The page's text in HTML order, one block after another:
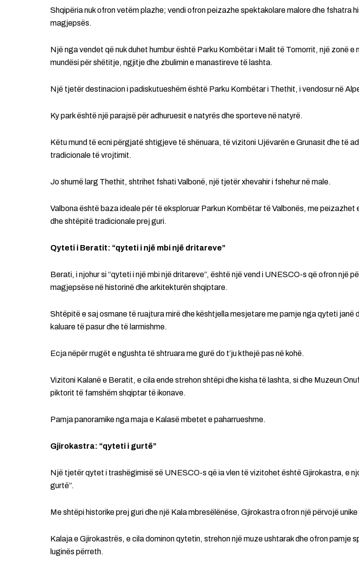
Shqipëria nuk ofron vetëm plazhe; vendi ofron peizazhe spektakolare malore dhe fshatra
magjepsës.
Një nga vendet që nuk duhet humbur është Parku Kombëtar i Malit të Tomorrit, një zonë e
mundësi për shëtitje, ngjitje dhe zbulimin e manastireve të lashta.
Një tjetër destinacion i padiskutueshëm është Parku Kombëtar i Thethit, i vendosur në
Ky park është një parajsë për adhuruesit e natyrës dhe sporteve në natyrë.
Këtu mund të ecni përgjatë shtigjeve të shënuara, të vizitoni Ujëvarën e Grunasit dhe të
tradicionale të vrojtimit.
Jo shumë larg Thethit, shtrihet fshati Valbonë, një tjetër xhevahir i fshehur në male.
Valbona është baza ideale për të eksploruar Parkun Kombëtar të Valbonës, me peizazhet
dhe shtëpitë tradicionale prej guri.
Qyteti i Beratit: “qyteti i një mbi një dritareve”
Berati, i njohur si “qyteti i një mbi një dritareve”, është një vend i UNESCO-s që ofron një
magjepsëse në historinë dhe arkitekturën shqiptare.
Shtëpitë e saj osmane të ruajtura mirë dhe kështjella mesjetare me pamje nga qyteti janë
kaluare të pasur dhe të larmishme.
Ecja nëpër rrugët e ngushta të shtruara me gurë do t’ju kthejë pas në kohë.
Vizitoni Kalanë e Beratit, e cila ende strehon shtëpi dhe kisha të lashta, si dhe Muzeun
piktorit të famshëm shqiptar të ikonave.
Pamja panoramike nga maja e Kalasë mbetet e paharrueshme.
Gjirokastra: “qyteti i gurtë”
Një tjetër qytet i trashëgimisë së UNESCO-s që ia vlen të vizitohet është Gjirokastra, e
gurtë”.
Me shtëpi historike prej guri dhe një Kala mbresëlënëse, Gjirokastra ofron një përvojë
Kalaja e Gjirokastrës, e cila dominon qytetin, strehon një muze ushtarak dhe ofron pamje
luginës përreth.